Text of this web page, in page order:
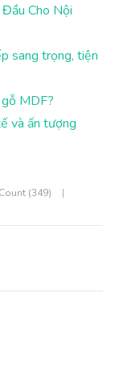
Cho Nội
sang trọng, tiện
MDF?
và ấn tượng
(349)
|